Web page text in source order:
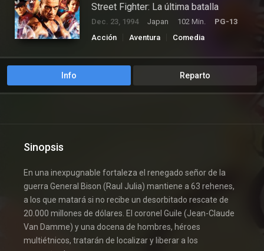
Street Fighter: La última batalla
Dec. 23, 1994 Japan 102 Min.
PG-13
Acción
Aventura
Comedia
Info Reparto
Sinopsis
En una inexpugnable fortaleza el renegado señor de la
guerra General Bison (Raul Julia) mantiene a 63 rehenes,
a los que matará si no recibe un desorbitado rescate de
20.000 millones de dólares. El coronel Guile (Jean-Claude
Van Damme) y una docena de hombres, héroes
multiétnicos, tratarán de localizar y liberar a los